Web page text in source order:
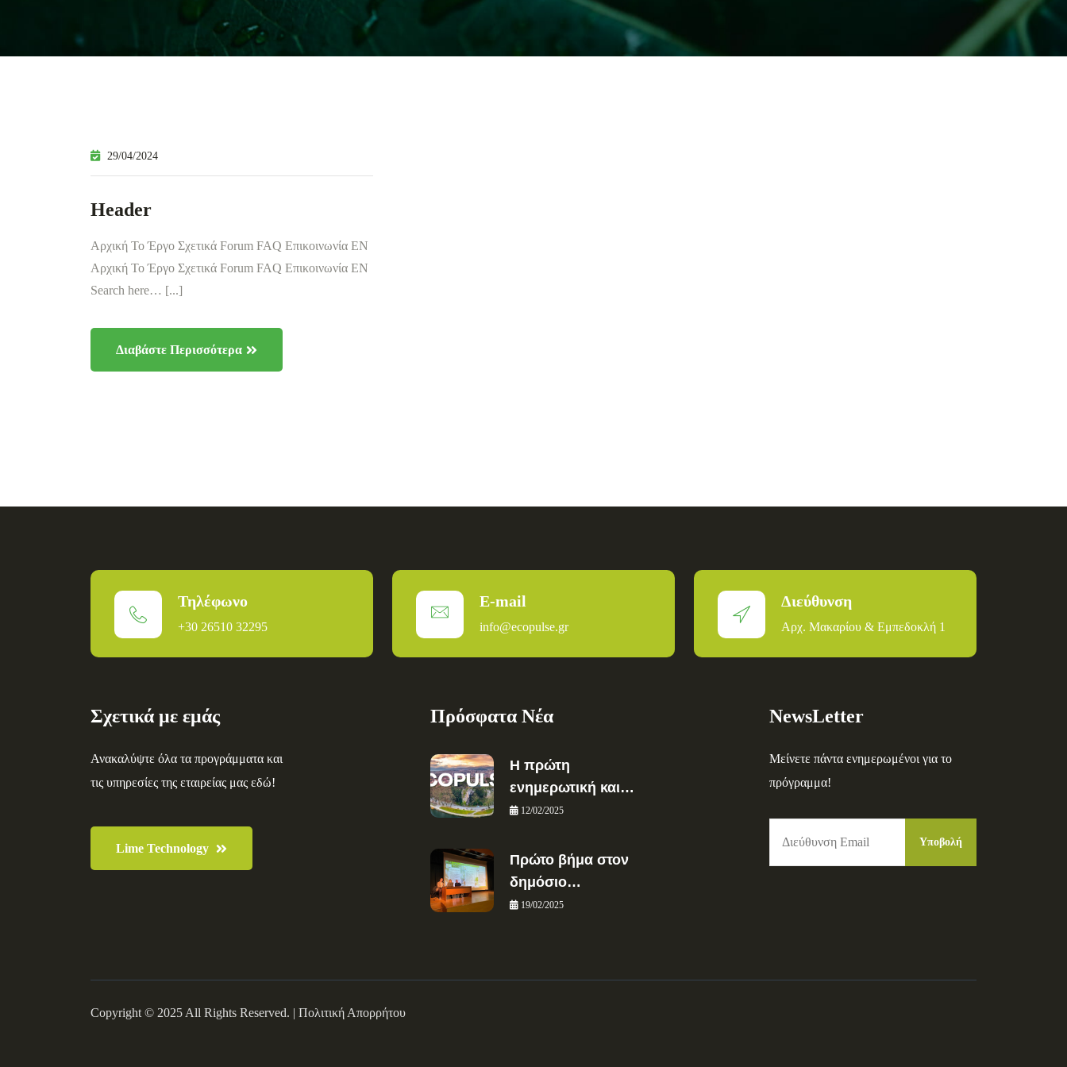
29/04/2024
Header
Αρχική Το Έργο Σχετικά Forum FAQ Επικοινωνία EN
Αρχική Το Έργο Σχετικά Forum FAQ Επικοινωνία EN
Search here… [...]
Διαβάστε Περισσότερα
Τηλέφωνο
+30 26510 32295
E-mail
info@ecopulse.gr
Διεύθυνση
Αρχ. Μακαρίου & Εμπεδοκλή 1
Σχετικά με εμάς
Ανακαλύψτε όλα τα προγράμματα και
τις υπηρεσίες της εταιρείας μας εδώ!
Lime Technology
Πρόσφατα Νέα
Η πρώτη
ενημερωτική και…
12/02/2025
Πρώτο βήμα στον
δημόσιο…
19/02/2025
NewsLetter
Μείνετε πάντα ενημερωμένοι για το
πρόγραμμα!
Copyright © 2025 All Rights Reserved. | Πολιτική Απορρήτου